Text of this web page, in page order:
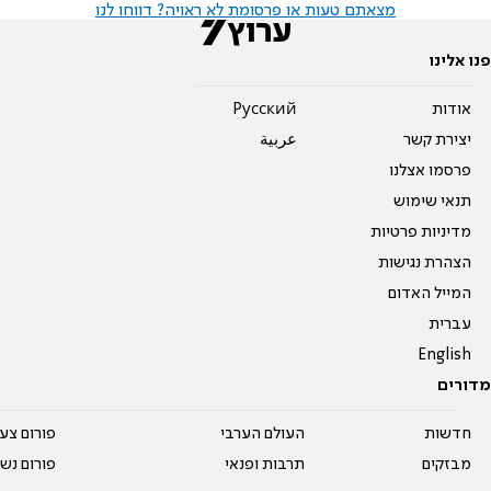
מצאתם טעות או פרסומת לא ראויה? דווחו לנו
פנו אלינו
אודות
יצירת קשר
פרסמו אצלנו
תנאי שימוש
מדיניות פרטיות
הצהרת נגישות
המייל האדום
עברית
English
Pусский
عربية
מדורים
חדשות
מבזקים
העולם הערבי
תרבות ופנאי
פורום
פורום